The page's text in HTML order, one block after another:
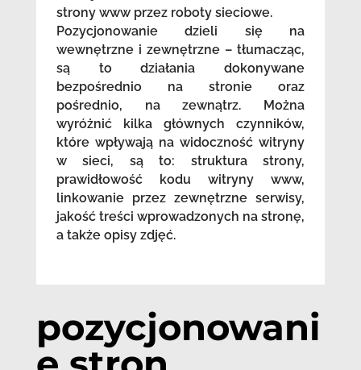
strony www przez roboty sieciowe.
Pozycjonowanie dzieli się na
wewnętrzne i zewnętrzne – tłumacząc,
są to działania dokonywane
bezpośrednio na stronie oraz
pośrednio, na zewnątrz. Można
wyróżnić kilka głównych czynników,
które wpływają na widoczność witryny
w sieci, są to: struktura strony,
prawidłowość kodu witryny www,
linkowanie przez zewnętrzne serwisy,
jakość treści wprowadzonych na stronę,
a także opisy zdjęć.
pozycjonowani